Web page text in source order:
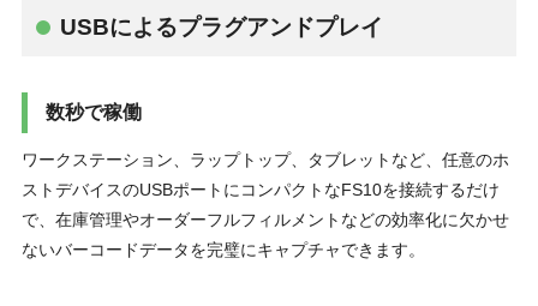
USBによるプラグアンドプレイ
数秒で稼働
ワークステーション、ラップトップ、タブレットなど、任意のホ
ストデバイスのUSBポートにコンパクトなFS10を接続するだけ
で、在庫管理やオーダーフルフィルメントなどの効率化に欠かせ
ないバーコードデータを完璧にキャプチャできます。